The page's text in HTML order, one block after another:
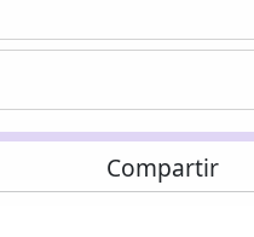
Compartir